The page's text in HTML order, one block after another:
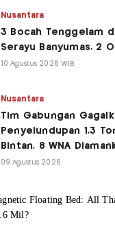
Nusantara
3 Bocah Tenggelam
Serayu Banyumas, 2
10 Agustus 2026 WIB
Nusantara
Tim Gabungan
Penyelundupan 1,3
Bintan, 8 WNA
09 Agustus 2026